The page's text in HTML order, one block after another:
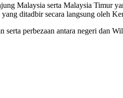
Malaysia serta Malaysia Timur
ditadbir secara langsung oleh
perbezaan antara negeri dan